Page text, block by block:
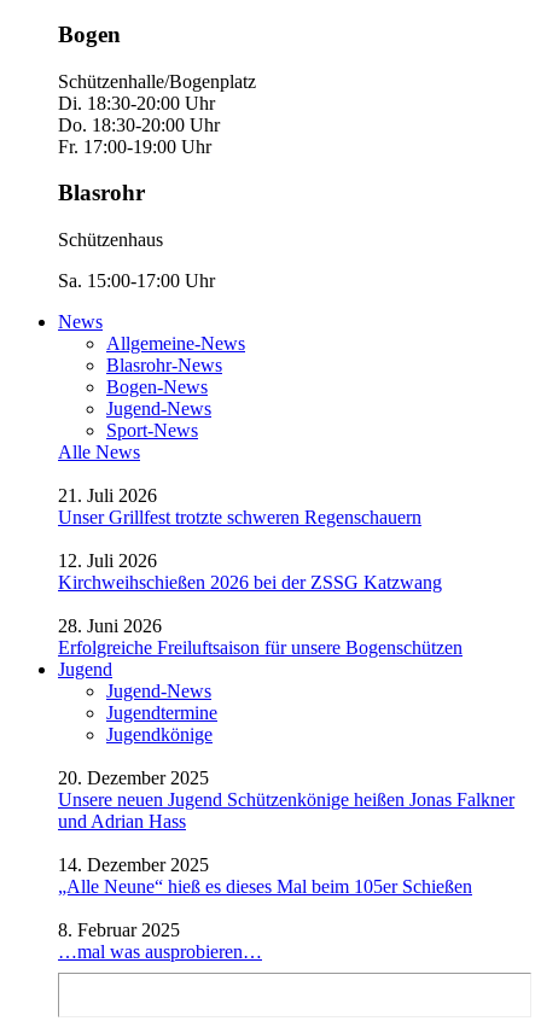
Bogen
Schützenhalle/Bogenplatz
Di. 18:30-20:00 Uhr
Do. 18:30-20:00 Uhr
Fr. 17:00-19:00 Uhr
Blasrohr
Schützenhaus
Sa. 15:00-17:00 Uhr
News
Allgemeine-News
Blasrohr-News
Bogen-News
Jugend-News
Sport-News
Alle News
21. Juli 2026
Unser Grillfest trotzte schweren Regenschauern
12. Juli 2026
Kirchweihschießen 2026 bei der ZSSG Katzwang
28. Juni 2026
Erfolgreiche Freiluftsaison für unsere Bogenschützen
Jugend
Jugend-News
Jugendtermine
Jugendkönige
20. Dezember 2025
Unsere neuen Jugend Schützenkönige heißen Jonas Falkner
und Adrian Hass
14. Dezember 2025
„Alle Neune“ hieß es dieses Mal beim 105er Schießen
8. Februar 2025
…mal was ausprobieren…